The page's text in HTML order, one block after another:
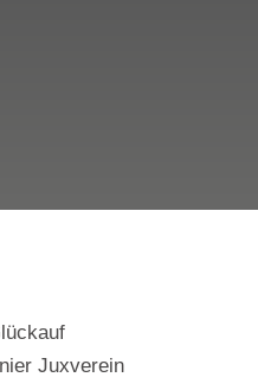
Juxverein